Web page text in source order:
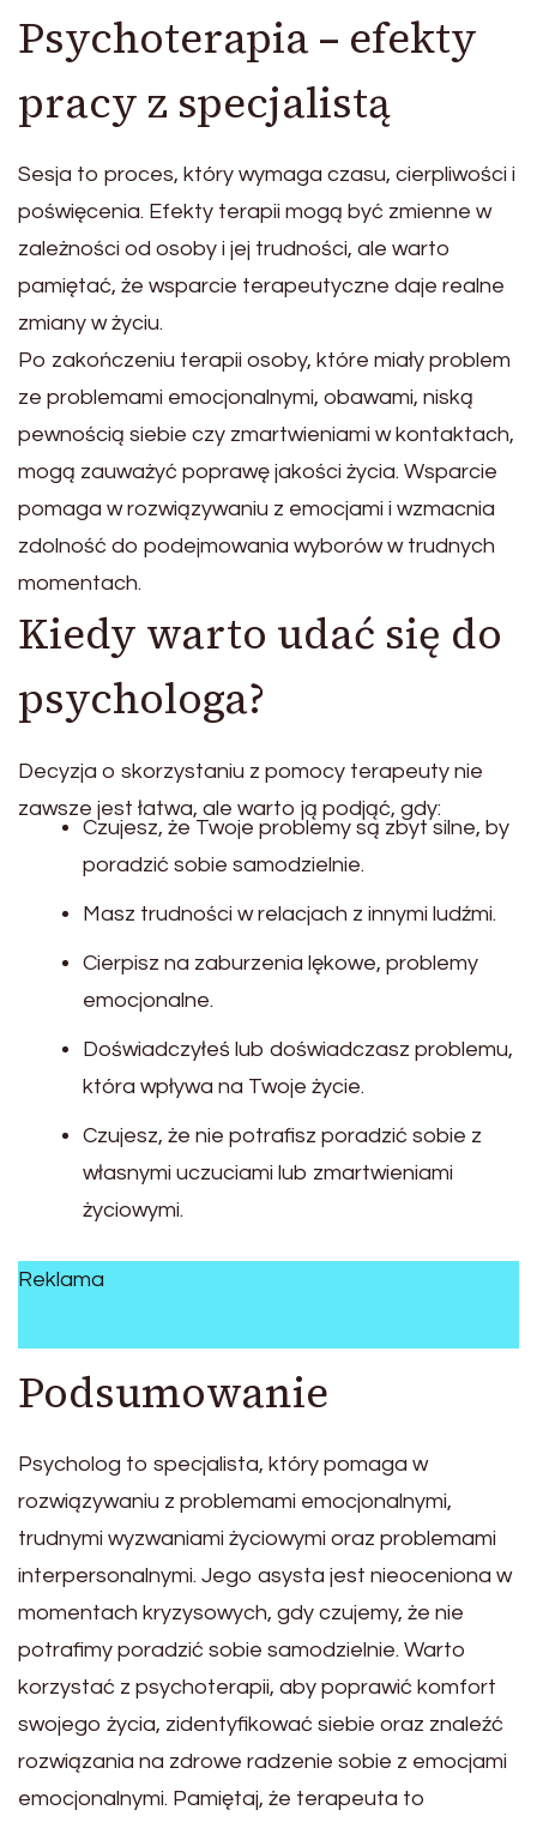
Psychoterapia – efekty
pracy z specjalistą
Sesja to proces, który wymaga czasu, cierpliwości i
poświęcenia. Efekty terapii mogą być zmienne w
zależności od osoby i jej trudności, ale warto
pamiętać, że wsparcie terapeutyczne daje realne
zmiany w życiu.
Po zakończeniu terapii osoby, które miały problem
ze problemami emocjonalnymi, obawami, niską
pewnością siebie czy zmartwieniami w kontaktach,
mogą zauważyć poprawę jakości życia. Wsparcie
pomaga w rozwiązywaniu z emocjami i wzmacnia
zdolność do podejmowania wyborów w trudnych
momentach.
Kiedy warto udać się do
psychologa?
Decyzja o skorzystaniu z pomocy terapeuty nie
zawsze jest łatwa, ale warto ją podjąć, gdy:
Czujesz, że Twoje problemy są zbyt silne, by
poradzić sobie samodzielnie.
Masz trudności w relacjach z innymi ludźmi.
Cierpisz na zaburzenia lękowe, problemy
emocjonalne.
Doświadczyłeś lub doświadczasz problemu,
która wpływa na Twoje życie.
Czujesz, że nie potrafisz poradzić sobie z
własnymi uczuciami lub zmartwieniami
życiowymi.
Reklama
Podsumowanie
Psycholog to specjalista, który pomaga w
rozwiązywaniu z problemami emocjonalnymi,
trudnymi wyzwaniami życiowymi oraz problemami
interpersonalnymi. Jego asysta jest nieoceniona w
momentach kryzysowych, gdy czujemy, że nie
potrafimy poradzić sobie samodzielnie. Warto
korzystać z psychoterapii, aby poprawić komfort
swojego życia, zidentyfikować siebie oraz znaleźć
rozwiązania na zdrowe radzenie sobie z emocjami
emocjonalnymi. Pamiętaj, że terapeuta to